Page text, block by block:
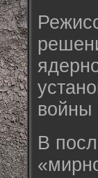
войны
В